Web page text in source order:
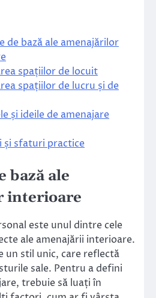
de bază ale amenajărilor
spațiilor de locuit
spațiilor de lucru și de
și ideile de amenajare
și sfaturi practice
bază ale
interioare
este unul dintre cele
ale amenajării interioare.
un stil unic, care reflectă
sale. Pentru a defini
trebuie să luați în